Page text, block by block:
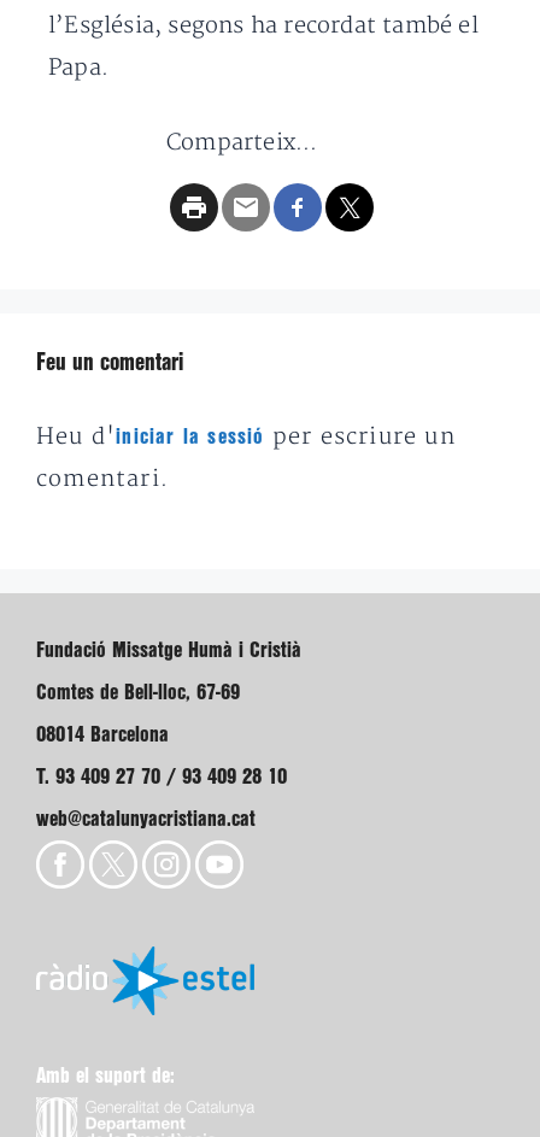
l’Església, segons ha recordat també el
Papa.
Comparteix...
Feu un comentari
Heu d'iniciar la sessió
per escriure un
comentari.
Fundació Missatge Humà i Cristià
Comtes de Bell-lloc, 67-69
08014 Barcelona
T. 93 409 27 70 / 93 409 28 10
web@catalunyacristiana.cat
Amb el suport de: